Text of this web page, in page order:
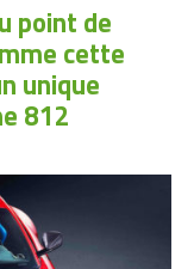
point de
cette
unique
812